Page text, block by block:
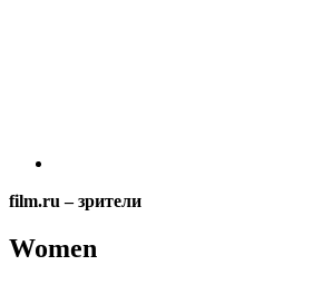
film.ru –зрители
Women